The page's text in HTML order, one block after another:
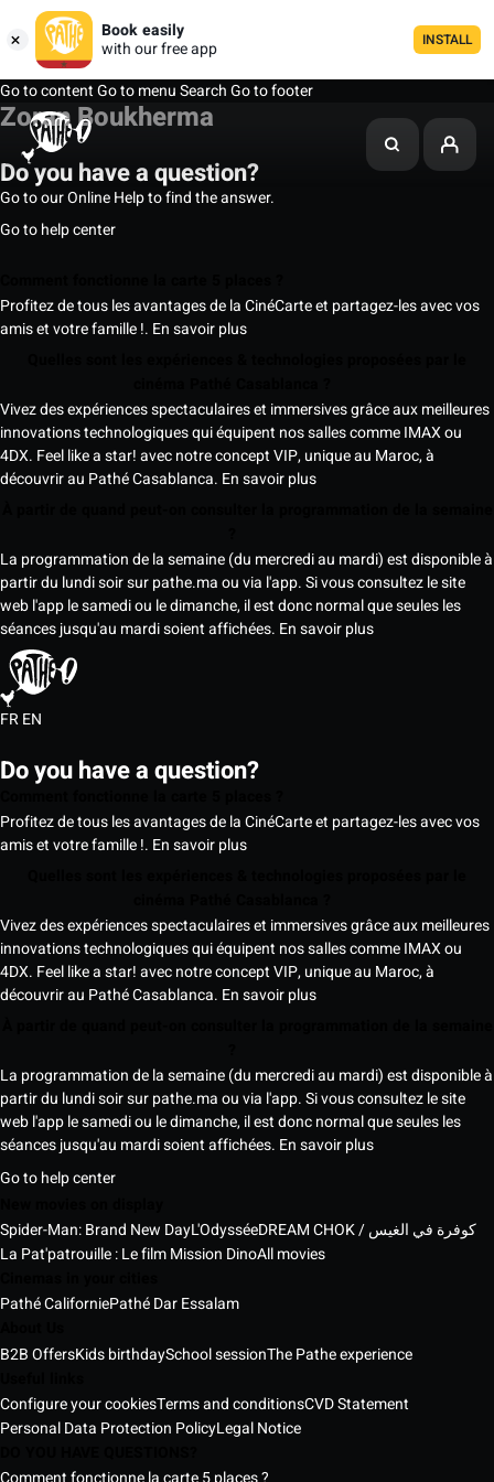
Book easily
with our free app
INSTALL
Go to contentGo to menuSearchGo to footer
Zoran Boukherma
Do you have a question?
Go to our Online Help to find the answer.
Go to help center
Profitez de tous les avantages de la CinéCarte et partagez-les avec vos
amis et votre famille !. En savoir plus
Vivez des expériences spectaculaires et immersives grâce aux meilleures
innovations technologiques qui équipent nos salles comme IMAX ou
4DX. Feel like a star! avec notre concept VIP, unique au Maroc, à
découvrir au Pathé Casablanca. En savoir plus
La programmation de la semaine (du mercredi au mardi) est disponible à
partir du lundi soir sur pathe.ma ou via l'app. Si vous consultez le site
web l'app le samedi ou le dimanche, il est donc normal que seules les
séances jusqu'au mardi soient affichées. En savoir plus
FREN
Do you have a question?
Profitez de tous les avantages de la CinéCarte et partagez-les avec vos
amis et votre famille !. En savoir plus
Vivez des expériences spectaculaires et immersives grâce aux meilleures
innovations technologiques qui équipent nos salles comme IMAX ou
4DX. Feel like a star! avec notre concept VIP, unique au Maroc, à
découvrir au Pathé Casablanca. En savoir plus
La programmation de la semaine (du mercredi au mardi) est disponible à
partir du lundi soir sur pathe.ma ou via l'app. Si vous consultez le site
web l'app le samedi ou le dimanche, il est donc normal que seules les
séances jusqu'au mardi soient affichées. En savoir plus
Go to help center
Spider-Man: Brand New DayL'Odyssée
DREAM CHOK / كوفرة في الغيس
La Pat'patrouille : Le film Mission DinoAll movies
Pathé CaliforniePathé Dar Essalam
B2B OffersKids birthdaySchool sessionThe Pathe experience
Configure your cookiesTerms and conditionsCVD Statement
Personal Data Protection PolicyLegal Notice